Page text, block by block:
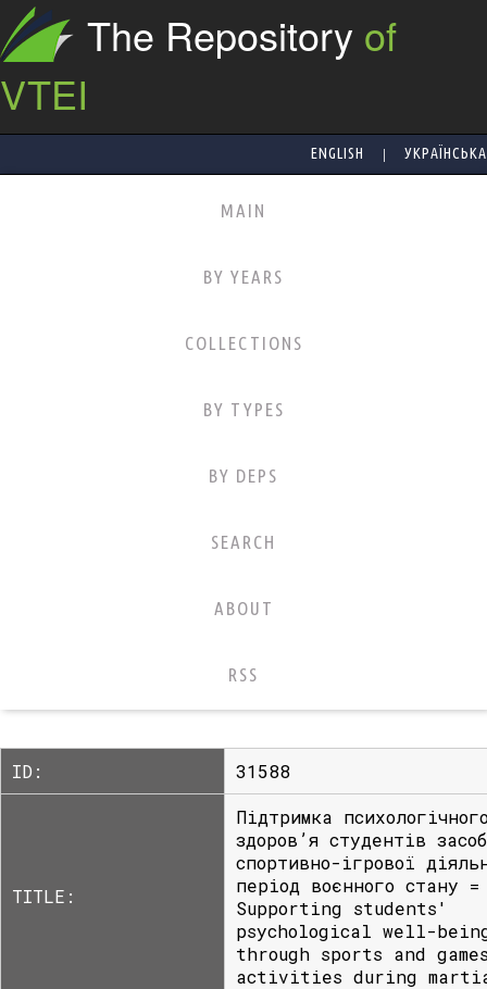
The Repository of
VTEI
ENGLISH | УКРАЇНСЬКА
MAIN
BY YEARS
COLLECTIONS
BY TYPES
BY DEPS
SEARCH
ABOUT
RSS
ID: 31588
TITLE:
Підтримка
здоров’я студентів
спортивно-ігрової
період воєнного стану =
Supporting students'
psychological well-
through sports and
activities during